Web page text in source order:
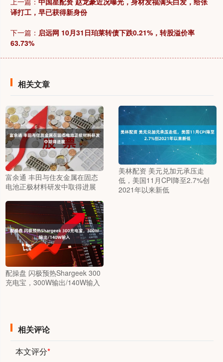
译打工，早已获得新身份
下一篇： 启远网 10月31日珀莱转债下跌0.21%，转股溢价率
63.73%
相关文章
富余通 丰田与住友金属在固态
电池正极材料研发中取得进展
美林配资 美元兑加元承压走
低，美国11月CPI降至2.7%创
2021年以来新低
配操盘 闪极预热Shargeek 300
充电宝，300W输出/140W输入
相关评论
本文评分*